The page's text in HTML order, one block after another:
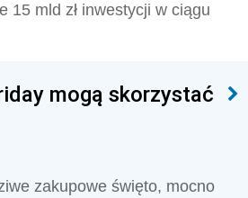
15 mld zł inwestycji w ciągu
mogą skorzystać
zakupowe święto, mocno